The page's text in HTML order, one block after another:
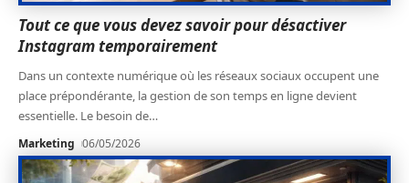
Tout ce que vous devez savoir pour désactiver
Instagram temporairement
Dans un contexte numérique où les réseaux sociaux occupent une
place prépondérante, la gestion de son temps en ligne devient
essentielle. Le besoin de…
Marketing 06/05/2026